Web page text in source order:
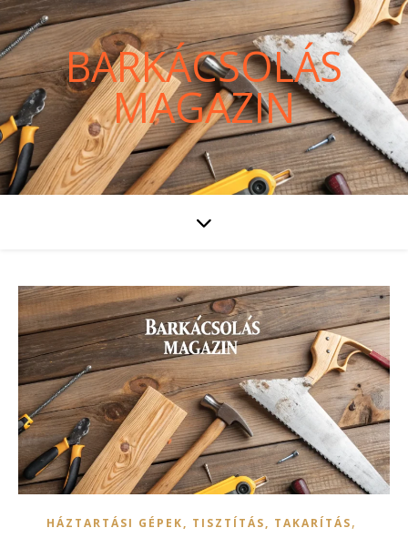
BARKÁCSOLÁS
MAGAZIN
HÁZTARTÁSI GÉPEK, TISZTÍTÁS, TAKARÍTÁS,